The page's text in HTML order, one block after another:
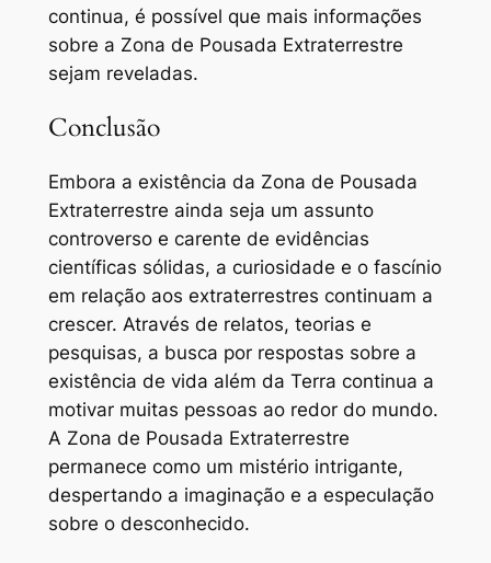
continua, é possível que mais informações
sobre a Zona de Pousada Extraterrestre
sejam reveladas.
Conclusão
Embora a existência da Zona de Pousada
Extraterrestre ainda seja um assunto
controverso e carente de evidências
científicas sólidas, a curiosidade e o fascínio
em relação aos extraterrestres continuam a
crescer. Através de relatos, teorias e
pesquisas, a busca por respostas sobre a
existência de vida além da Terra continua a
motivar muitas pessoas ao redor do mundo.
A Zona de Pousada Extraterrestre
permanece como um mistério intrigante,
despertando a imaginação e a especulação
sobre o desconhecido.